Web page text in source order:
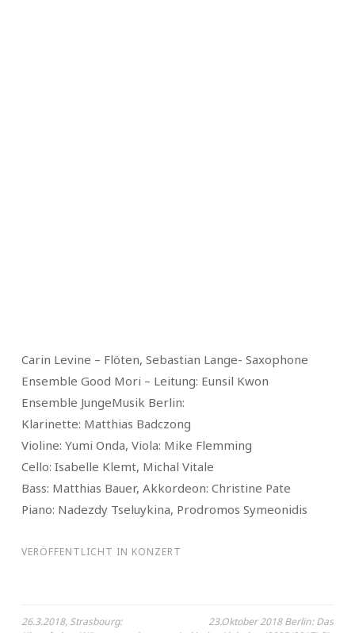
Carin Levine – Flöten, Sebastian Lange- Saxophone
Ensemble Good Mori – Leitung: Eunsil Kwon
Ensemble JungeMusik Berlin:
Klarinette: Matthias Badczong
Violine: Yumi Onda, Viola: Mike Flemming
Cello: Isabelle Klemt, Michal Vitale
Bass: Matthias Bauer, Akkordeon: Christine Pate
Piano: Nadezdy Tseluykina, Prodromos Symeonidis
VERÖFFENTLICHT IN KONZERT
Beitragsnavigation
26.3.2018, Strasbourg:
23.Oktober 2018 Berlin: Das